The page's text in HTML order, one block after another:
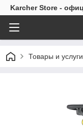
Karcher Store -
Товары и услуги